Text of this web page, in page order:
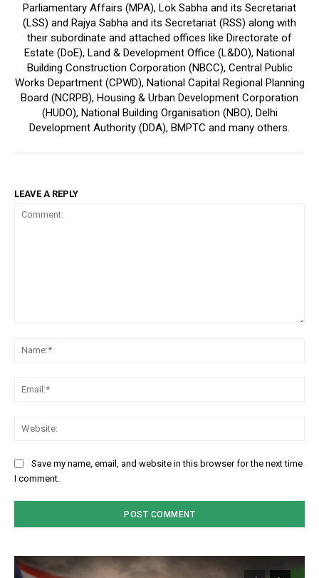
Parliamentary Affairs (MPA), Lok Sabha and its Secretariat
(LSS) and Rajya Sabha and its Secretariat (RSS) along with
their subordinate and attached offices like Directorate of
Estate (DoE), Land & Development Office (L&DO), National
Building Construction Corporation (NBCC), Central Public
Works Department (CPWD), National Capital Regional Planning
Board (NCRPB), Housing & Urban Development Corporation
(HUDO), National Building Organisation (NBO), Delhi
Development Authority (DDA), BMPTC and many others.
LEAVE A REPLY
Save my name, email, and website in this browser for the next time
I comment.